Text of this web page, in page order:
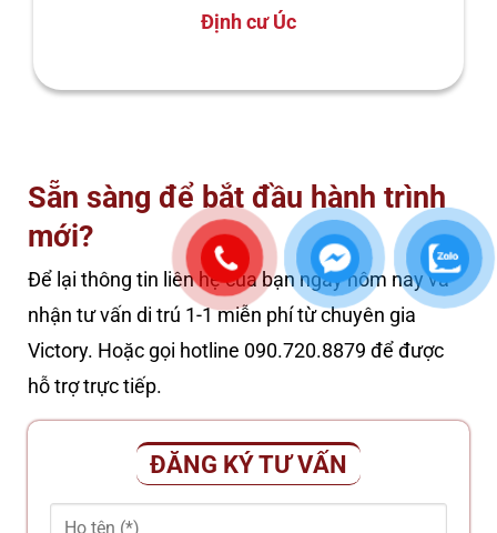
Định cư Úc
Sẵn sàng để bắt đầu hành trình
mới?
Để lại thông tin liên hệ của bạn ngay hôm nay và
nhận tư vấn di trú 1-1 miễn phí từ chuyên gia
Victory. Hoặc gọi hotline 090.720.8879 để được
hỗ trợ trực tiếp.
ĐĂNG KÝ TƯ VẤN